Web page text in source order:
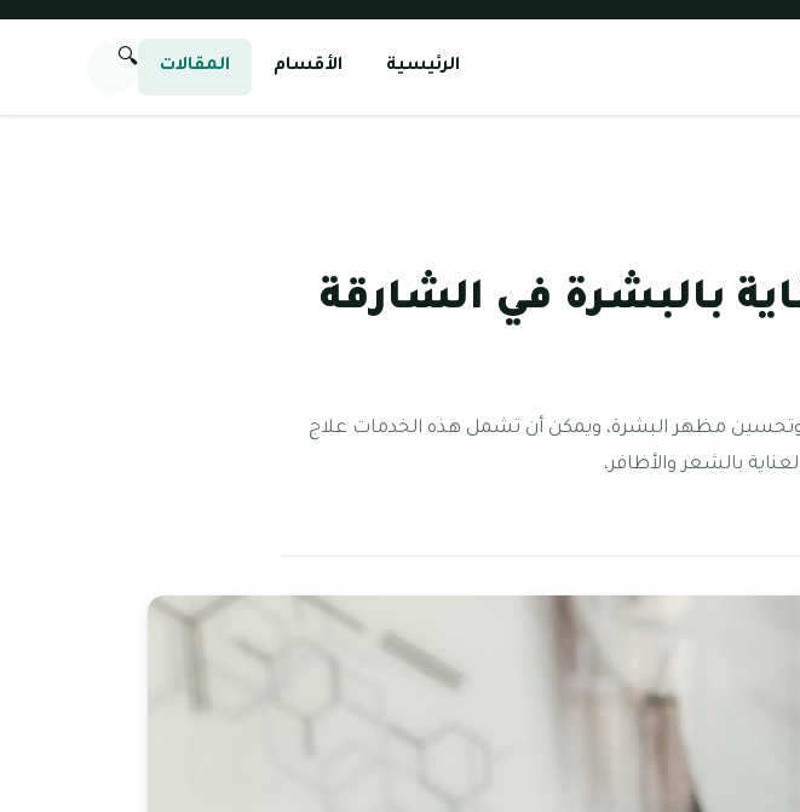
الرئيسية الأقسام المقالات 🔍
بالبشرة في الشارقة
وتحسين مظهر البشرة، ويمكن أن تشمل هذه الخدمات علاج
بالشعر والأظافر،